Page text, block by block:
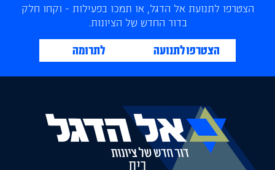
הצטרפו לתנועת אל הדגל, או תמכו בפעילות - וקחו חלק
בדור החדש של הציונות.
הצטרפו לתנועה לתרומה
בית